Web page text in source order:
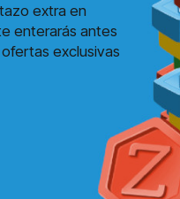
extra en
enterarás antes
exclusivas